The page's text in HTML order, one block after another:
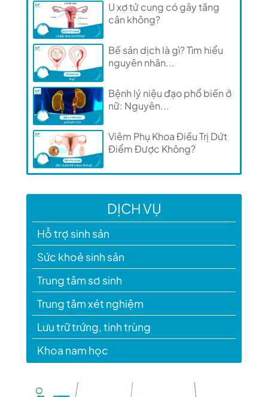
U xơ tử cung có gây tăng
cân không?
Bế sản dịch là gì? Tìm hiểu
nguyên nhân...
Bệnh lý niệu đạo phổ biến ở
nữ: Nguyên...
Viêm Phụ Khoa Điều Trị Dứt
Điểm Được Không?
DỊCH VỤ
Hỗ trợ sinh sản
Sức khoẻ sinh sản
Trung tâm sơ sinh
Trung tâm xét nghiệm
Lưu trữ trứng, tinh trùng
Khoa nam học